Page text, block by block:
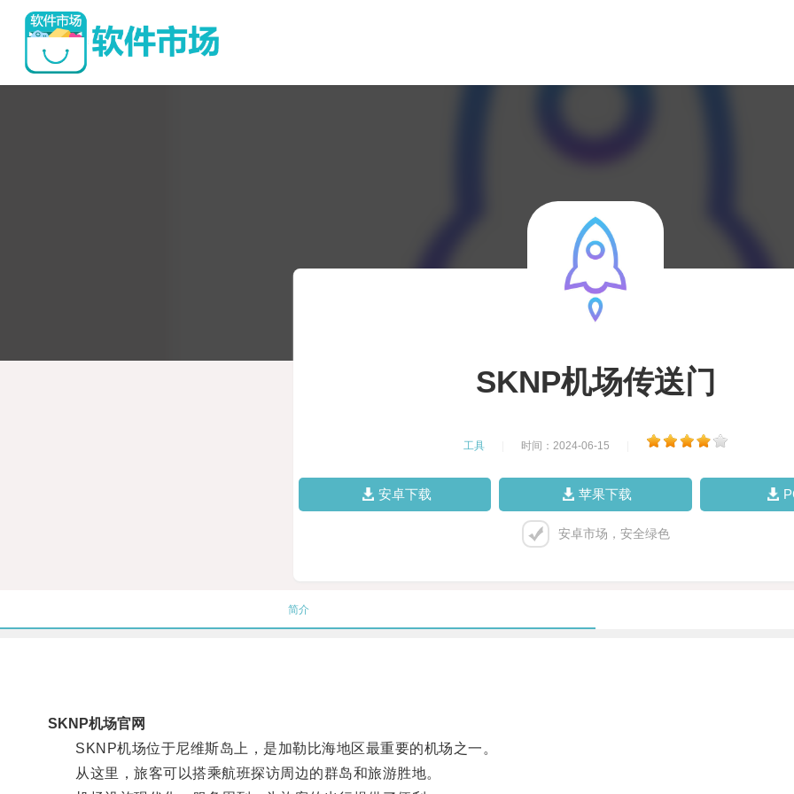
SKNP机场传送门
工具 时间：2024-06-15
安卓下载 苹果下载
安卓市场，安全绿色
简介
SKNP机场官网
SKNP机场位于尼维斯岛上，是加勒比海地区最重要的机场之一。
从这里，旅客可以搭乘航班探访周边的群岛和旅游胜地。